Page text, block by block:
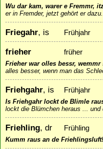
Wu dar kam, warer e Fremmr,
er in Fremder, jetzt gehört er dazu.
Friegahr, is Frühjahr
frieher früher
Frieher war olles bessr, wemmr
alles besser, wenn man das
Friehgahr, is Frühjahr
Is Friehgahr lockt de Blimle
lockt die Blümchen heraus ... und
Friehling, dr Frühling
Kumm raus an de Friehlingsluft!